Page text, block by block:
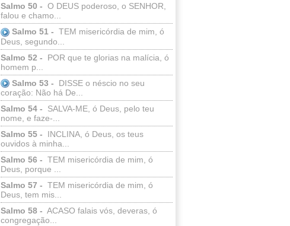
Salmo 50 - O DEUS poderoso, o SENHOR,
falou e chamo...
Salmo 51 - TEM misericórdia de mim, ó
Deus, segundo...
Salmo 52 -
POR que te glorias na malícia, ó
homem p...
Salmo 53 -
DISSE o néscio no seu
coração: Não há De...
Salmo 54 -
SALVA-ME, ó Deus, pelo teu
nome, e faze-...
Salmo 55 -
INCLINA, ó Deus, os teus
ouvidos à minha...
Salmo 56 - TEM misericórdia de mim, ó
Deus, porque ...
Salmo 57 - TEM misericórdia de mim, ó
Deus, tem mis...
Salmo 58 - ACASO falais vós, deveras, ó
congregação...